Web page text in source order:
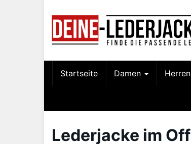
Startseite Damen Herren
Lederjacke im